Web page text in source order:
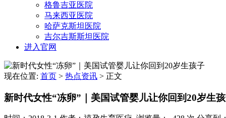
格鲁吉亚医院
马来西亚医院
哈萨克斯坦医院
吉尔吉斯斯坦医院
进入官网
现在位置: 首页 > 热点资讯 > 正文
新时代女性“冻卵”｜美国试管婴儿让你回到20岁生